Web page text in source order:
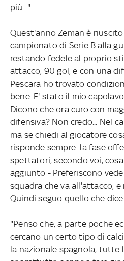
più...".
Quest'anno Zeman è
campionato di Serie B alla
restando fedele al proprio
attacco, 90 gol, e con una
Pescara ho trovato
bene. E' stato il mio
Dicono che ora curo con
difensiva? Non credo... Nel
ma se chiedi al giocatore
risponde sempre: la fase
spettatori, secondo voi,
aggiunto - Preferiscono
squadra che va all'attacco, e
Quindi seguo quello che
"Penso che, a parte poche
cercano un certo tipo di
la nazionale spagnola, tutte